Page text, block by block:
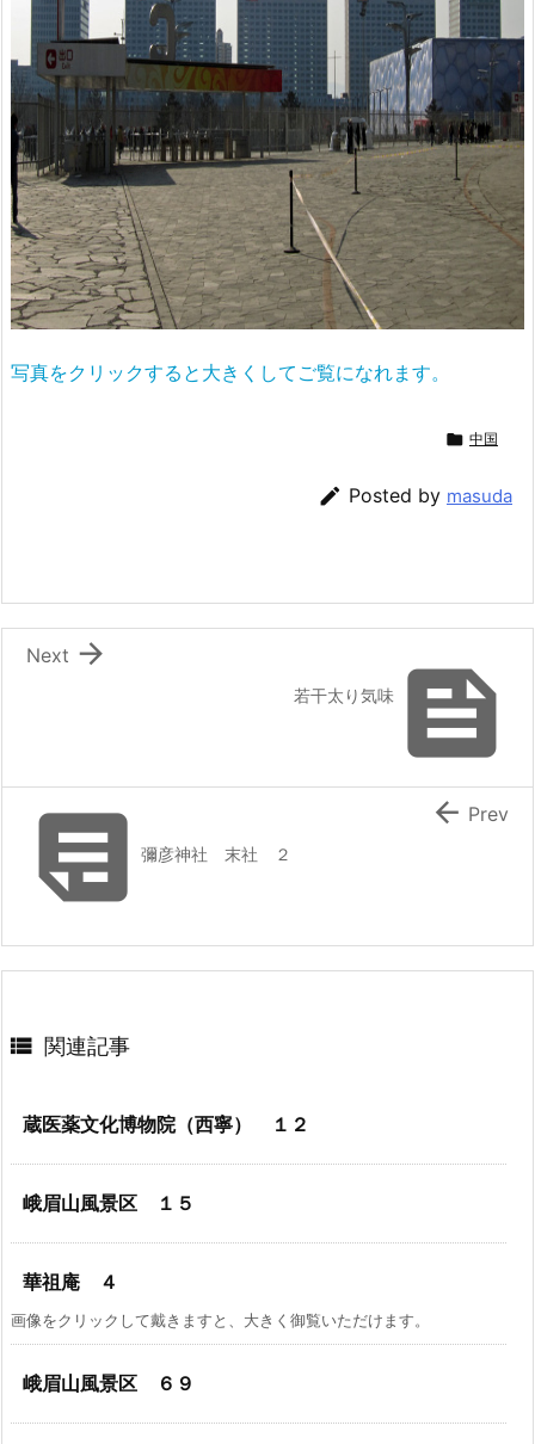
写真をクリックすると大きくしてご覧になれます。
 中国
 Posted by masuda

若干太り気味

Next
彌彦神社 末社 ２
 Prev
 関連記事
蔵医薬文化博物院（西寧） １２
峨眉山風景区 １５
華祖庵 ４
画像をクリックして戴きますと、大きく御覧いただけます。
峨眉山風景区 ６９